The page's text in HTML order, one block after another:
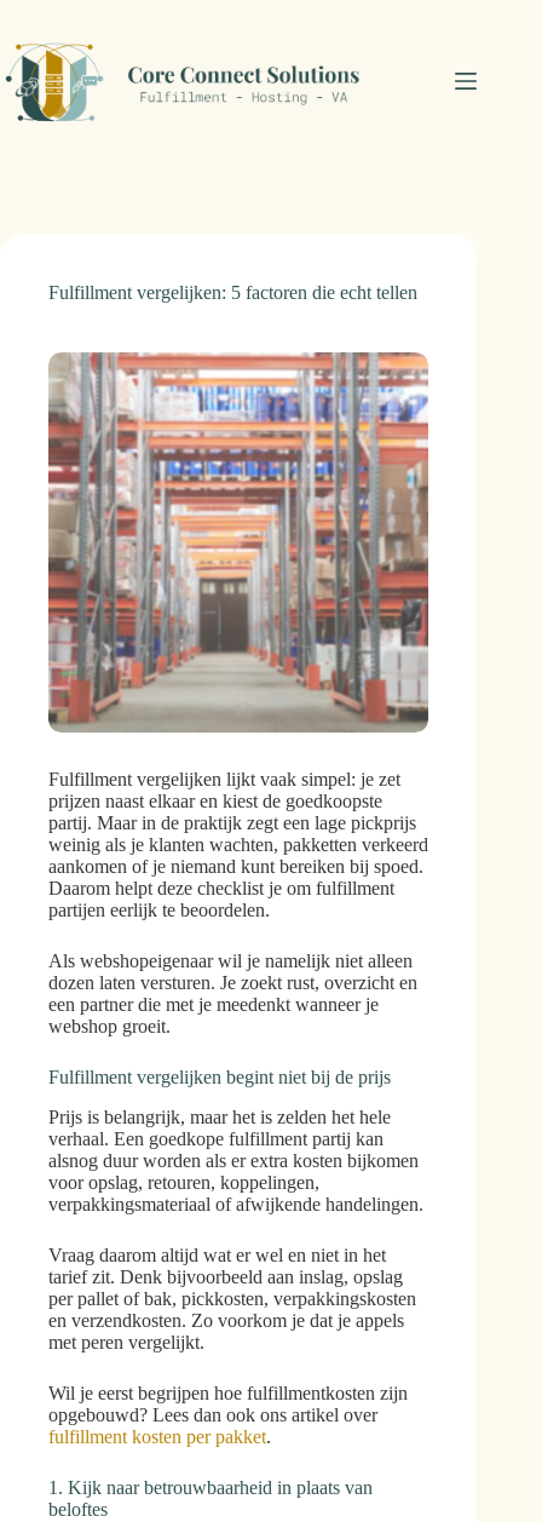
de
inhoud
Fulfillment vergelijken: 5 factoren die echt tellen
Fulfillment vergelijken lijkt vaak simpel: je zet
prijzen naast elkaar en kiest de goedkoopste
partij. Maar in de praktijk zegt een lage pickprijs
weinig als je klanten wachten, pakketten verkeerd
aankomen of je niemand kunt bereiken bij spoed.
Daarom helpt deze checklist je om fulfillment
partijen eerlijk te beoordelen.
Als webshopeigenaar wil je namelijk niet alleen
dozen laten versturen. Je zoekt rust, overzicht en
een partner die met je meedenkt wanneer je
webshop groeit.
Fulfillment vergelijken begint niet bij de prijs
Prijs is belangrijk, maar het is zelden het hele
verhaal. Een goedkope fulfillment partij kan
alsnog duur worden als er extra kosten bijkomen
voor opslag, retouren, koppelingen,
verpakkingsmateriaal of afwijkende handelingen.
Vraag daarom altijd wat er wel en niet in het
tarief zit. Denk bijvoorbeeld aan inslag, opslag
per pallet of bak, pickkosten, verpakkingskosten
en verzendkosten. Zo voorkom je dat je appels
met peren vergelijkt.
Wil je eerst begrijpen hoe fulfillmentkosten zijn
opgebouwd? Lees dan ook ons artikel over
fulfillment kosten per pakket.
1. Kijk naar betrouwbaarheid in plaats van
beloftes